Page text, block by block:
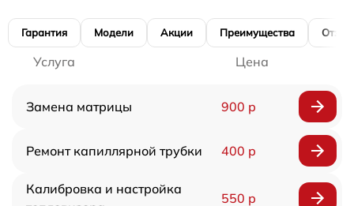
Гарантия Модели Акции Преимущества
Услуга Цена
Замена матрицы 900 р
Ремонт капиллярной трубки 400 р
Калибровка и настройка
550 р